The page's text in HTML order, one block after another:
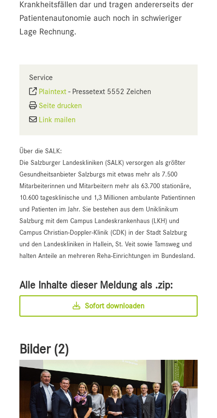
Krankheitsfällen dar und tragen andererseits der
Patientenautonomie auch noch in schwieriger
Lage Rechnung.
Service
Plaintext - Pressetext 5552 Zeichen
Seite drucken
Link mailen
Über die SALK:
Die Salzburger Landeskliniken (SALK) versorgen als größter
Gesundheitsanbieter Salzburgs mit etwas mehr als 7.500
Mitarbeiterinnen und Mitarbeitern mehr als 63.700 stationäre,
10.600 tagesklinische und 1,3 Millionen ambulante Patientinnen
und Patienten im Jahr. Sie bestehen aus dem Uniklinikum
Salzburg mit dem Campus Landeskrankenhaus (LKH) und
Campus Christian-Doppler-Klinik (CDK) in der Stadt Salzburg
und den Landeskliniken in Hallein, St. Veit sowie Tamsweg und
halten Anteile an mehreren Reha-Einrichtungen im Bundesland.
Alle Inhalte dieser Meldung als .zip:
Sofort downloaden
Bilder (2)